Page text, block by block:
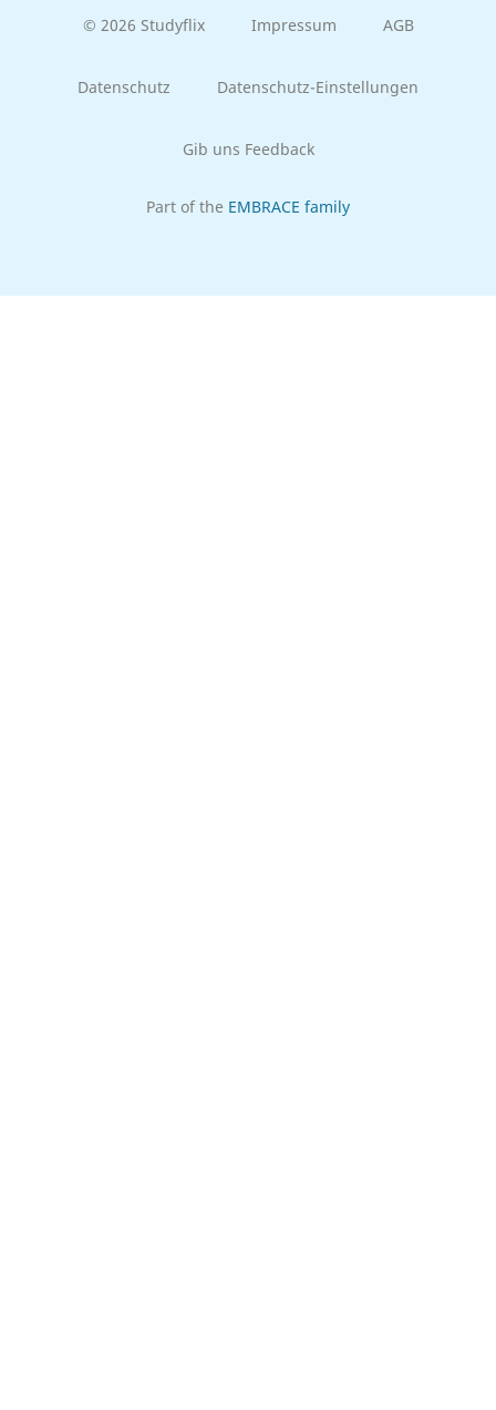
© 2026 Studyflix Impressum AGB
Datenschutz Datenschutz-Einstellungen
Gib uns Feedback
Part of the EMBRACE family